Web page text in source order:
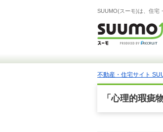
SUUMO(スーモ)は、住宅
不動産・住宅サイト
「心理的瑕疵